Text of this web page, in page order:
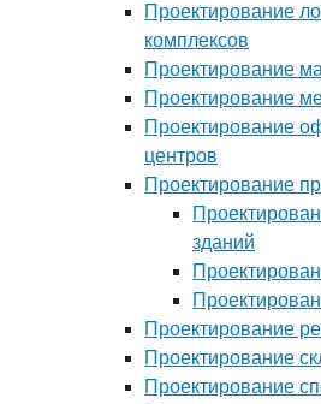
Проектирование
комплексов
Проектирование
Проектирование
Проектирование
центров
Проектирование
зданий
Проектирование
Проектирование
Проектирование